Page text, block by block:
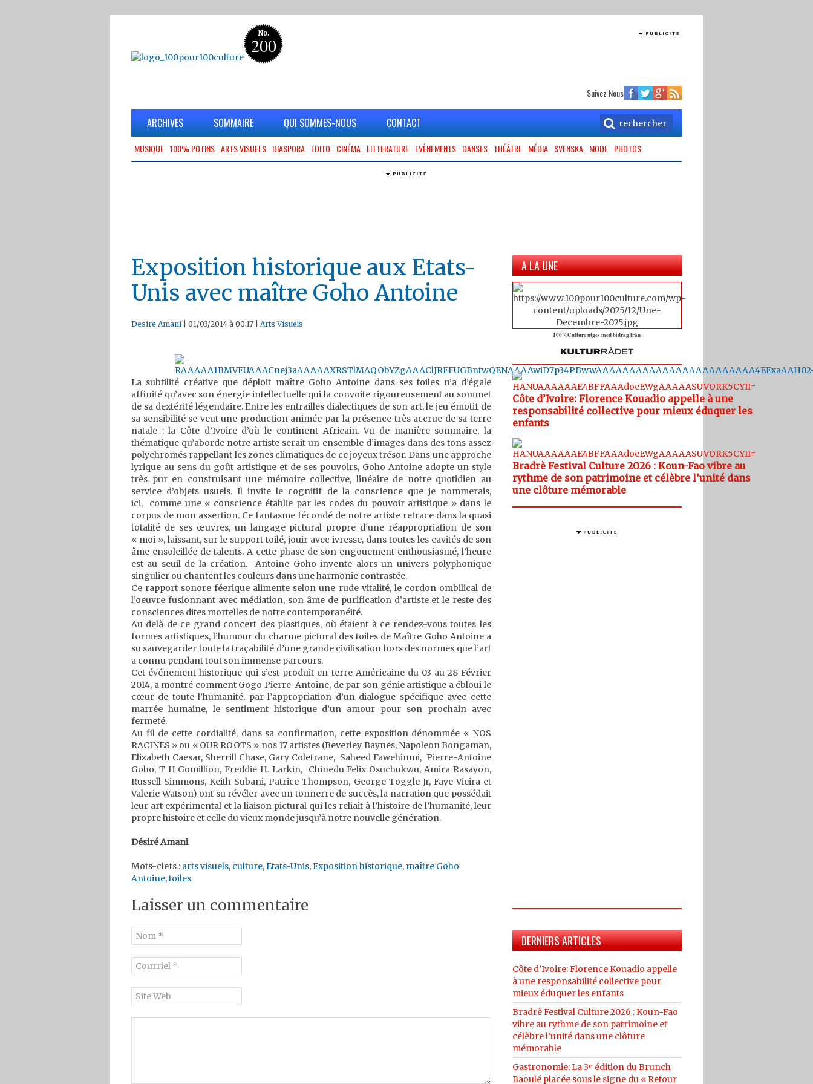
No.
200
Suivez Nous
ARCHIVES SOMMAIRE QUI SOMMES-NOUS CONTACT
MUSIQUE 100% POTINS ARTS VISUELS DIASPORA EDITO CINÉMA LITTERATURE EVÈNEMENTS DANSES THÉÂTRE MÉDIA SVENSKA MODE PHOTOS
Exposition historique aux Etats-
Unis avec maître Goho Antoine
Desire Amani 01/03/2014 à 00:17 Arts Visuels
La subtilité créative que déploit maître Goho Antoine dans ses toiles n’a d’égale
affinité qu’avec son énergie intellectuelle qui la convoite rigoureusement au sommet
de sa dextérité légendaire. Entre les entrailles dialectiques de son art, le jeu émotif de
sa sensibilité se veut une production animée par la présence très accrue de sa terre
natale : la Côte d’Ivoire d’où le continent Africain. Vu de manière sommaire, la
thématique qu’aborde notre artiste serait un ensemble d’images dans des tons assez
polychromés rappellant les zones climatiques de ce joyeux trésor. Dans une approche
lyrique au sens du goût artistique et de ses pouvoirs, Goho Antoine adopte un style
très pur en construisant une mémoire collective, linéaire de notre quotidien au
service d’objets usuels. Il invite le cognitif de la conscience que je nommerais,
ici, comme une « conscience établie par les codes du pouvoir artistique » dans le
corpus de mon assertion. Ce fantasme fécondé de notre artiste retrace dans la quasi
totalité de ses œuvres, un langage pictural propre d’une réappropriation de son
« moi », laissant, sur le support toilé, jouir avec ivresse, dans toutes les cavités de son
âme ensoleillée de talents. A cette phase de son engouement enthousiasmé, l’heure
est au seuil de la création. Antoine Goho invente alors un univers polyphonique
singulier ou chantent les couleurs dans une harmonie contrastée.
Ce rapport sonore féerique alimente selon une rude vitalité, le cordon ombilical de
l’oeuvre fusionnant avec médiation, son âme de purification d’artiste et le reste des
consciences dites mortelles de notre contemporanéité.
Au delà de ce grand concert des plastiques, où étaient à ce rendez-vous toutes les
formes artistiques, l’humour du charme pictural des toiles de Maître Goho Antoine a
su sauvegarder toute la traçabilité d’une grande civilisation hors des normes que l’art
a connu pendant tout son immense parcours.
Cet événement historique qui s’est produit en terre Américaine du 03 au 28 Février
2014, a montré comment Gogo Pierre-Antoine, de par son génie artistique a ébloui le
cœur de toute l’humanité, par l’appropriation d’un dialogue spécifique avec cette
marrée humaine, le sentiment historique d’un amour pour son prochain avec
fermeté.
Au fil de cette cordialité, dans sa confirmation, cette exposition dénommée « NOS
RACINES » ou « OUR ROOTS » nos 17 artistes (Beverley Baynes, Napoleon Bongaman,
Elizabeth Caesar, Sherrill Chase, Gary Coletrane, Saheed Fawehinmi, Pierre-Antoine
Goho, T H Gomillion, Freddie H. Larkin, Chinedu Felix Osuchukwu, Amira Rasayon,
Russell Simmons, Keith Subani, Patrice Thompson, George Toggle Jr, Faye Vieira et
Valerie Watson) ont su révéler avec un tonnerre de succès, la narration que possédait
leur art expérimental et la liaison pictural qui les reliait à l’histoire de l’humanité, leur
propre histoire et celle du vieux monde jusqu’à notre nouvelle génération.
Désiré Amani
Mots-clefs : arts visuels, culture,Etats-Unis,Exposition historique, maître Goho
Antoine,toiles
Laisser un commentaire
A LA UNE
100%Culture utges med bidrag från
Côte d’Ivoire: Florence Kouadio appelle à une
responsabilité collective pour mieux éduquer les
enfants
Bradrè Festival Culture 2026 : Koun-Fao vibre au
rythme de son patrimoine et célèbre l’unité dans
une clôture mémorable
DERNIERS ARTICLES
Côte d’Ivoire: Florence Kouadio appelle
à une responsabilité collective pour
mieux éduquer les enfants
Bradrè Festival Culture 2026 : Koun-Fao
vibre au rythme de son patrimoine et
célèbre l’unité dans une clôture
mémorable
Gastronomie: La 3ᵉ édition du Brunch
Baoulé placée sous le signe du « Retour